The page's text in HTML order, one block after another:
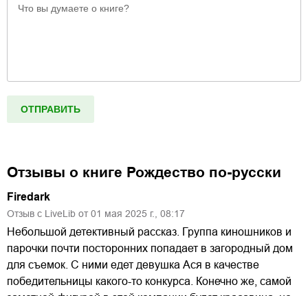
Отзывы о книге Рождество по-русски
Firedark
Отзыв с LiveLib от 01 мая 2025 г., 08:17
Небольшой детективный рассказ. Группа киношников и
парочки почти посторонних попадает в загородный дом
для съемок. С ними едет девушка Ася в качестве
победительницы какого-то конкурса. Конечно же, самой